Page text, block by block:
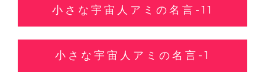
小さな宇宙人アミの名言-11
小さな宇宙人アミの名言-1